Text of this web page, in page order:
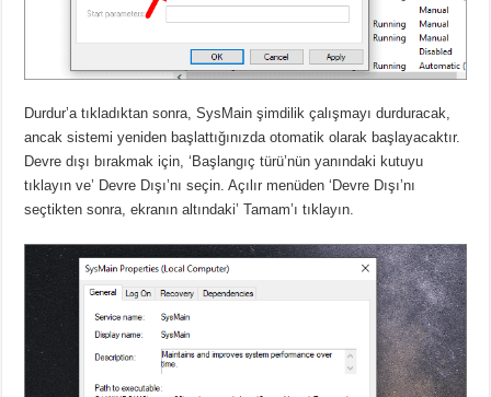
Durdur’a tıkladıktan sonra, SysMain şimdilik çalışmayı durduracak,
ancak sistemi yeniden başlattığınızda otomatik olarak başlayacaktır.
Devre dışı bırakmak için, ‘Başlangıç türü’nün yanındaki kutuyu
tıklayın ve’ Devre Dışı’nı seçin. Açılır menüden ‘Devre Dışı’nı
seçtikten sonra, ekranın altındaki’ Tamam’ı tıklayın.